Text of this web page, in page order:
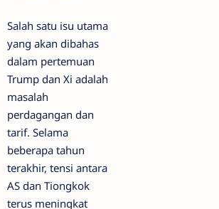
Salah satu isu utama
yang akan dibahas
dalam pertemuan
Trump dan Xi adalah
masalah
perdagangan dan
tarif. Selama
beberapa tahun
terakhir, tensi antara
AS dan Tiongkok
terus meningkat